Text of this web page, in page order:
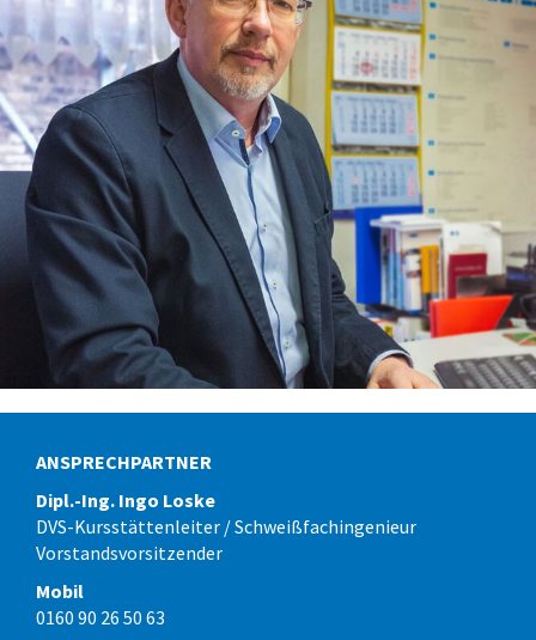
ANSPRECHPARTNER
Dipl.-Ing. Ingo Loske
DVS-Kursstättenleiter / Schweißfachingenieur
Vorstandsvorsitzender
Mobil
0160 90 26 50 63